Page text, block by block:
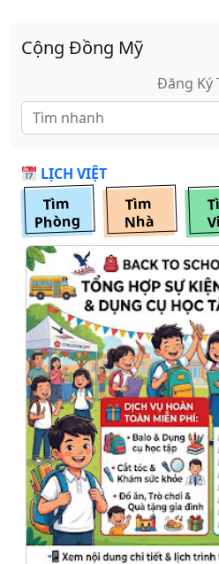
Cộng Đồng Mỹ
Đăng Ký
LỊCH VIỆT
Tìm
Phòng
Tìm
Nhà